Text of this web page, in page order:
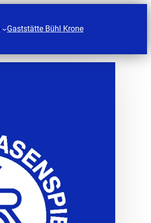
Gaststätte Bühl Krone